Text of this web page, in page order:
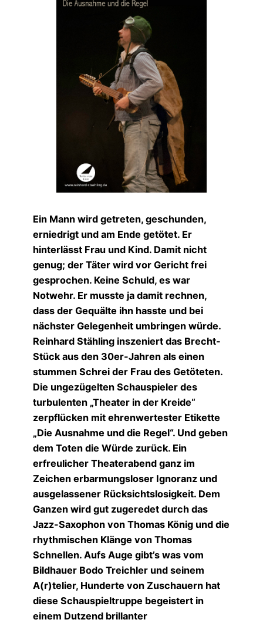
Ein Mann wird getreten, geschunden,
erniedrigt und am Ende getötet. Er
hinterlässt Frau und Kind. Damit nicht
genug; der Täter wird vor Gericht frei
gesprochen. Keine Schuld, es war
Notwehr. Er musste ja damit rechnen,
dass der Gequälte ihn hasste und bei
nächster Gelegenheit umbringen würde.
Reinhard Stähling inszeniert das Brecht-
Stück aus den 30er-Jahren als einen
stummen Schrei der Frau des Getöteten.
Die ungezügelten Schauspieler des
turbulenten „Theater in der Kreide“
zerpflücken mit ehrenwertester Etikette
„Die Ausnahme und die Regel“. Und geben
dem Toten die Würde zurück. Ein
erfreulicher Theaterabend ganz im
Zeichen erbarmungsloser Ignoranz und
ausgelassener Rücksichtslosigkeit. Dem
Ganzen wird gut zugeredet durch das
Jazz-Saxophon von Thomas König und die
rhythmischen Klänge von Thomas
Schnellen. Aufs Auge gibt’s was vom
Bildhauer Bodo Treichler und seinem
A(r)telier, Hunderte von Zuschauern hat
diese Schauspieltruppe begeistert in
einem Dutzend brillanter